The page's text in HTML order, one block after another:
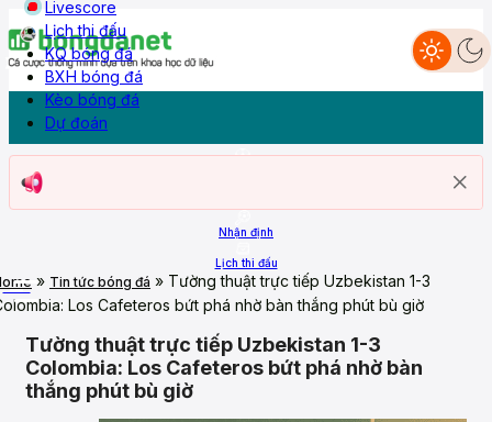
Livescore
Lịch thi đấu
KQ bóng đá
BXH bóng đá
Kèo bóng đá
Dự đoán
Nhận định
Lịch thi đấu
More
Nhận định Livescore Lịch thi đấu
Dự đoán
» Tin tức bóng đá » Tường thuật trực tiếp Uzbekistan 1-3
Los Cafeteros bứt phá nhờ bàn thắng phút bù giờ
Tường thuật trực tiếp Uzbekistan 1-3
Colombia: Los Cafeteros bứt phá nhờ bàn
thắng phút bù giờ